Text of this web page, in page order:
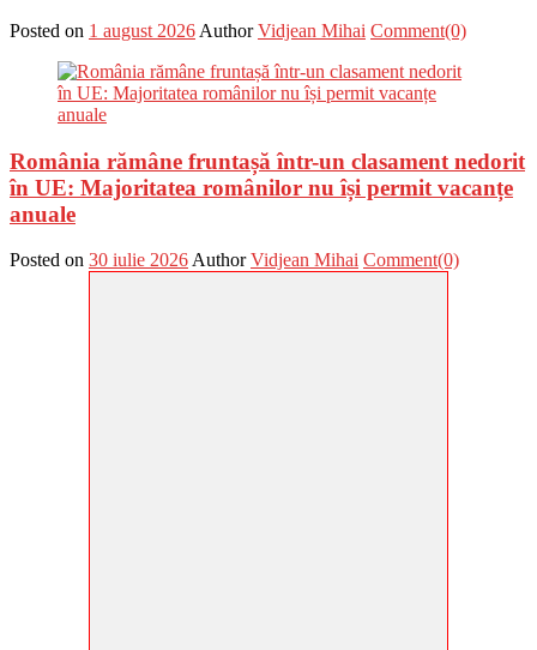
Posted on 1 august 2026 Author Vidjean Mihai Comment(0)
România rămâne fruntașă într-un clasament nedorit
în UE: Majoritatea românilor nu își permit vacanțe
anuale
Posted on 30 iulie 2026 Author Vidjean Mihai Comment(0)